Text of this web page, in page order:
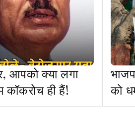
आपको क्या लगा
कॉकरोच ही हैं!
को
11